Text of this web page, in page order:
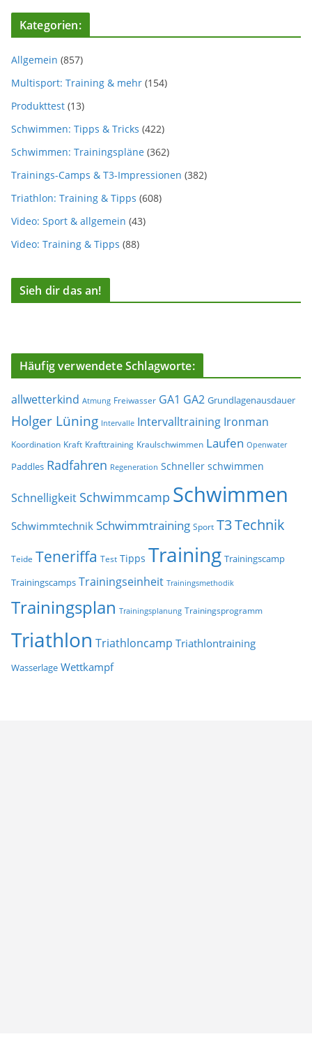
Kategorien:
Allgemein (857)
Multisport: Training & mehr (154)
Produkttest (13)
Schwimmen: Tipps & Tricks (422)
Schwimmen: Trainingspläne (362)
Trainings-Camps & T3-Impressionen (382)
Triathlon: Training & Tipps (608)
Video: Sport & allgemein (43)
Video: Training & Tipps (88)
Sieh dir das an!
Häufig verwendete Schlagworte:
allwetterkind Atmung Freiwasser GA1 GA2 Grundlagenausdauer
Holger Lüning Intervalle Intervalltraining Ironman
Koordination Kraft Krafttraining Kraulschwimmen Laufen Openwater
Paddles Radfahren Regeneration Schneller schwimmen
Schnelligkeit Schwimmcamp Schwimmen
Schwimmtechnik Schwimmtraining Sport T3Technik
Teide Teneriffa Test Tipps Training Trainingscamp
Trainingscamps Trainingseinheit Trainingsmethodik
Trainingsplan Trainingsplanung Trainingsprogramm
Triathlon Triathloncamp Triathlontraining
Wasserlage Wettkampf